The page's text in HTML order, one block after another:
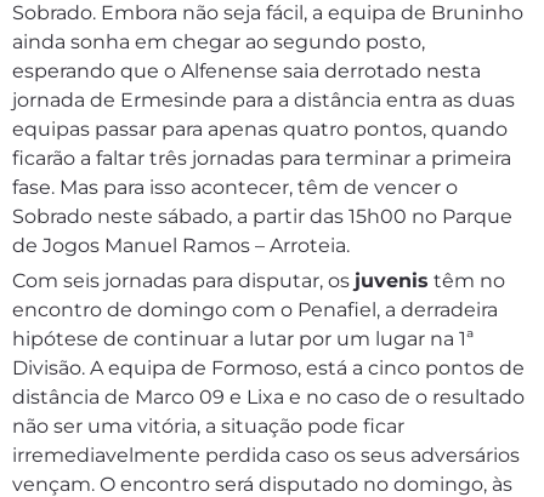
Sobrado. Embora não seja fácil, a equipa de Bruninho
ainda sonha em chegar ao segundo posto,
esperando que o Alfenense saia derrotado nesta
jornada de Ermesinde para a distância entra as duas
equipas passar para apenas quatro pontos, quando
ficarão a faltar três jornadas para terminar a primeira
fase. Mas para isso acontecer, têm de vencer o
Sobrado neste sábado, a partir das 15h00 no Parque
de Jogos Manuel Ramos – Arroteia.
Com seis jornadas para disputar, os juvenis têm no
encontro de domingo com o Penafiel, a derradeira
hipótese de continuar a lutar por um lugar na 1ª
Divisão. A equipa de Formoso, está a cinco pontos de
distância de Marco 09 e Lixa e no caso de o resultado
não ser uma vitória, a situação pode ficar
irremediavelmente perdida caso os seus adversários
vençam. O encontro será disputado no domingo, às